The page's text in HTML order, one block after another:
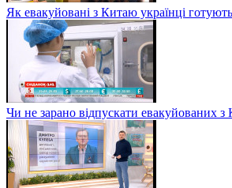
Як евакуйовані з Китаю українці
Чи не зарано відпускати евакуйованих з